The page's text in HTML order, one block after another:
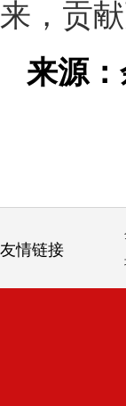
来，贡
来源
友情链接